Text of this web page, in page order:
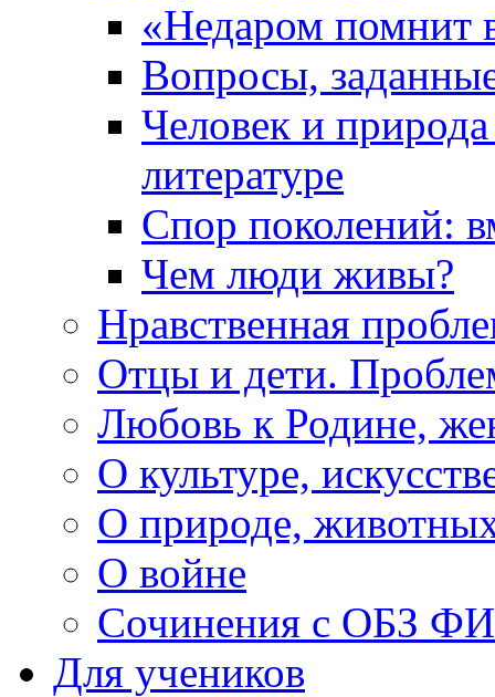
«Недаром помнит
Вопросы,
Человек и
литературе
Спор поколений:
Чем люди живы?
Нравственная
Отцы и дети.
Любовь к Родине,
О культуре,
О природе,
О войне
Сочинения с ОБЗ
Для учеников